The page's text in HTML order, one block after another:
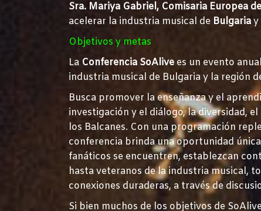
Sra. Mariya Gabriel, Comisaria Europea
acelerar la industria musical de Bulgariay
Objetivos y metas
La Conferencia SoAlive es un evento
industria musical de Bulgaria y la región
Busca promover la enseñanza y el
investigación y el diálogo, la diversidad,
los Balcanes. Con una programación
conferencia brinda una oportunidad
fanáticos se encuentren, establezcan
hasta veteranos de la industria musical,
conexiones duraderas, a través de
Si bien muchos de los objetivos de